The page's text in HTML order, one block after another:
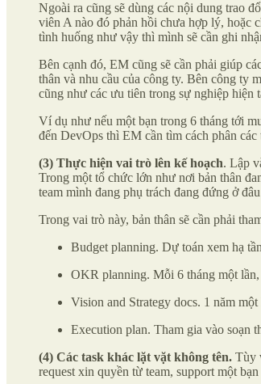
Ngoài ra cũng sẽ dùng các nội dung trao
viên A nào đó phản hồi chưa hợp lý, hoặc
tình huống như vậy thì mình sẽ cần ghi
Bên cạnh đó, EM cũng sẽ cần phải giúp
thân và nhu cầu của công ty. Bên công ty
cũng như các ưu tiên trong sự nghiệp hiện
Ví dụ như nếu một bạn trong 6 tháng tới
đến DevOps thì EM cần tìm cách phân
(3) Thực hiện vai trò lên kế hoạch. Lập
Trong một tổ chức lớn như nơi bản thân
team mình đang phụ trách đang đứng ở
Trong vai trò này, bản thân sẽ cần phải
Budget planning. Dự toán xem hạ
OKR planning. Mỗi 6 tháng một lần,
Vision and Strategy docs. 1 năm
Execution plan. Tham gia vào soạn
(4) Các task khác lặt vặt không tên. Tùy
request xin quyền từ team, support một